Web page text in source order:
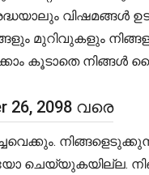
വിഷമങ്ങൾ
മുറിവുകളും
നിങ്ങൾ
2098 വരെ
ചെയ്യുകയില്ല.